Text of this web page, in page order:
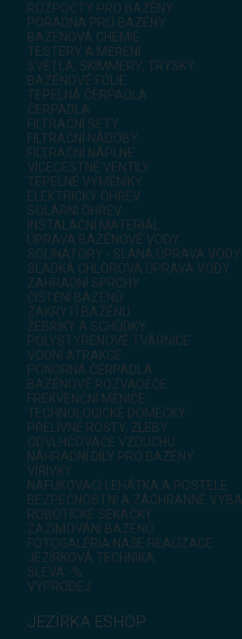
ROZPOČTY PRO BAZÉNY
PORADNA PRO BAZÉNY
BAZÉNOVÁ CHEMIE
TESTERY A MĚŘENÍ
SVĚTLA, SKIMMERY, TRYSKY
BAZÉNOVÉ FÓLIE
TEPELNÁ ČERPADLA
ČERPADLA
FILTRAČNÍ SETY
FILTRAČNÍ NÁDOBY
FILTRAČNÍ NÁPLNE
VÍCECESTNÉ VENTILY
TEPELNÉ VÝMĚNÍKY
ELEKTRICKÝ OHŘEV
SOLÁRNÍ OHŘEV
INSTALAČNÍ MATERIÁL
ÚPRAVA BAZÉNOVÉ VODY
SOLINÁTORY - SLANÁ ÚPRAVA VODY
SLADKÁ CHLOROVÁ ÚPRAVA VODY
ZAHRADNÍ SPRCHY
ČIŠTĚNÍ BAZÉNŮ
ZAKRYTÍ BAZÉNU
ŽEBŘÍKY A SCHŮDKY
POLYSTYRENOVÉ TVÁRNICE
VODNÍ ATRAKCE
PONORNÁ ČERPADLA
BAZÉNOVÉ ROZVADĚČE
FREKVENČNÍ MĚNIČE
TECHNOLOGICKÉ DOMEČKY
PŘELIVNÉ ROŠTY, ŽLEBY
ODVLHČOVAČE VZDUCHU
NÁHRADNÍ DÍLY PRO BAZÉNY
VÍŘIVKY
NAFUKOVACÍ LEHÁTKA A POSTELE
BEZPEČNOSTNÍ A ZÁCHRANNÉ
ROBOTICKÉ SEKAČKY
ZAZIMOVÁNÍ BAZÉNŮ
FOTOGALÉRIA NAŠE REALIZACE
JEZÍRKOVÁ TECHNIKA
SLEVA -%
VÝPRODEJ
JEZÍRKA ESHOP